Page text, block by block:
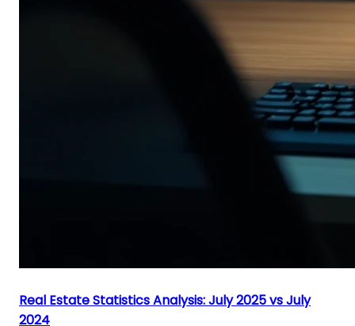
Real Estate Statistics Analysis: July 2025 vs July
2024